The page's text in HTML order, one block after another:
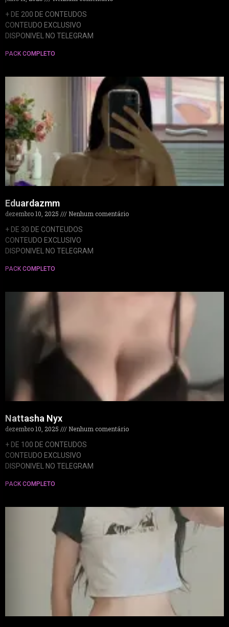
+ DE 200 DE CONTEUDOS
CONTEUDO EXCLUSIVO
DISPONIVEL NO TELEGRAM
PACK COMPLETO
Eduardazmm
dezembro 10, 2025
Nenhum comentário
+ DE 30 DE CONTEUDOS
CONTEUDO EXCLUSIVO
DISPONIVEL NO TELEGRAM
PACK COMPLETO
Nattasha Nyx
dezembro 10, 2025
Nenhum comentário
+ DE 100 DE CONTEUDOS
CONTEUDO EXCLUSIVO
DISPONIVEL NO TELEGRAM
PACK COMPLETO